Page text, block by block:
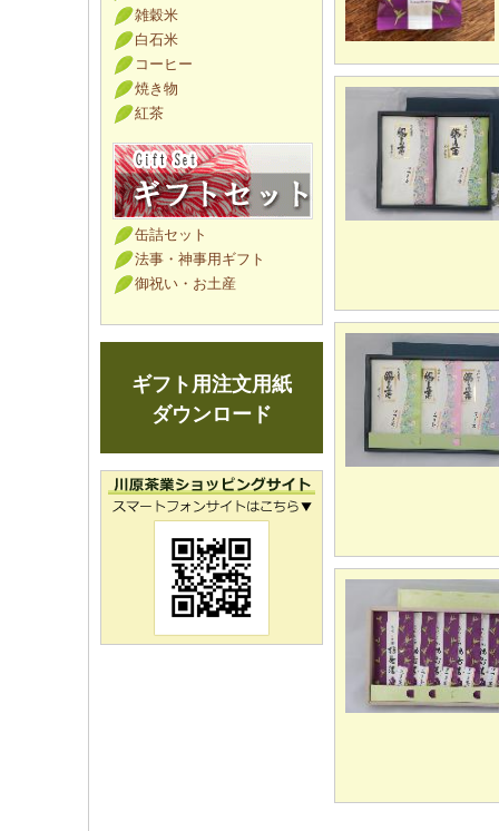
雑穀米
白石米
コーヒー
焼き物
紅茶
缶詰セット
法事・神事用ギフト
御祝い・お土産
ギフト用注文用紙
ダウンロード